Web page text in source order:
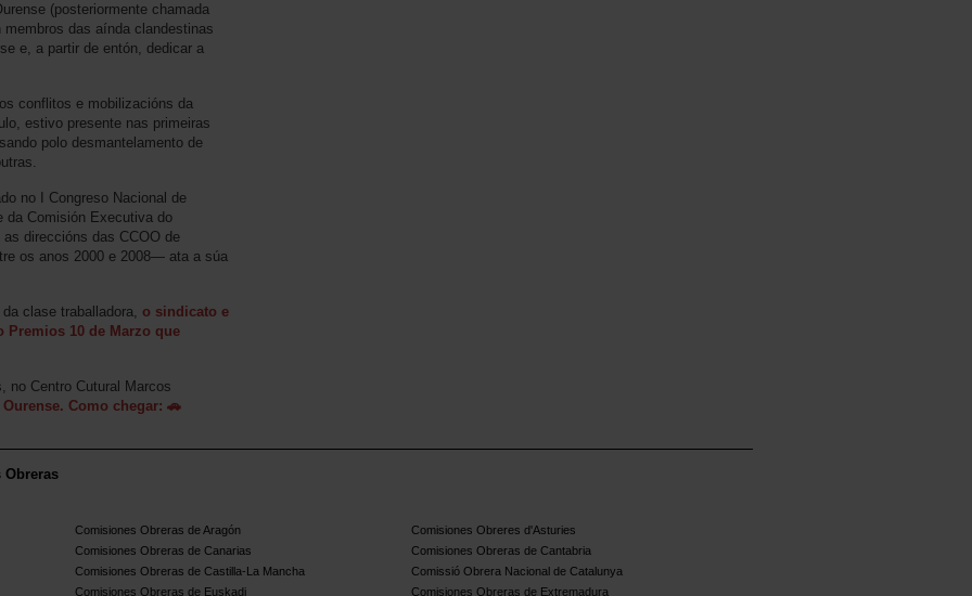
(posteriormente chamada
das aínda clandestinas
e, a partir de entón, dedicar a
conflitos e mobilizacións da
estivo presente nas primeiras
polo desmantelamento de
no I Congreso Nacional de
da Comisión Executiva do
direccións das CCOO de
os anos 2000 e 2008— ata a súa
clase traballadora, o sindicato e
Premios 10 de Marzo que
no Centro Cutural Marcos
Como chegar: 🚗
Obreras
Comisiones Obreras de Aragón
Comisiones Obreres d'Asturies
Comisiones Obreras de Canarias
Comisiones Obreras de Cantabria
Comisiones Obreras de Castilla-La Mancha
Comissió Obrera Nacional de Catalunya
Comisiones Obreras de Euskadi Comisiones Obreras de Extremadura